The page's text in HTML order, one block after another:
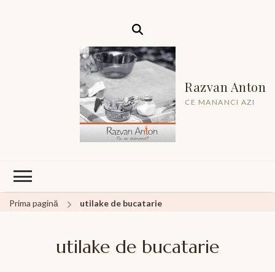
Razvan Anton
CE MANANCI AZI
Prima pagină utilake de bucatarie
utilake de bucatarie